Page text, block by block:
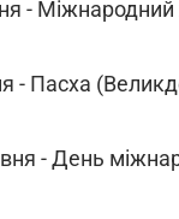
-
- Пасха
- День